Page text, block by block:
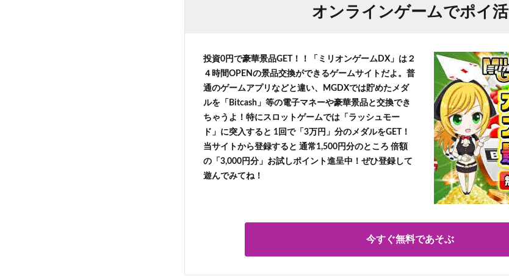
オンラインゲームでポイ活
投資0円で豪華景品GET！！「ミリオンゲームDX」は２
４時間OPENの景品交換ができるゲームサイトだよ。普
通のゲームアプリなどと違い、MGDXでは貯めたメダ
ルを「Bitcash」等の電子マネーや豪華景品と交換でき
ちゃうよ！特にスロットゲームでは「ラッシュモー
ド」に突入すると 1回で「3万円」分のメダルをGET！
当サイトから登録すると 通常1,500円分のところ 倍額
の「3,000円分」お試しポイント進呈中！ぜひ登録して
遊んでみてね！
今すぐ無料であそぶ